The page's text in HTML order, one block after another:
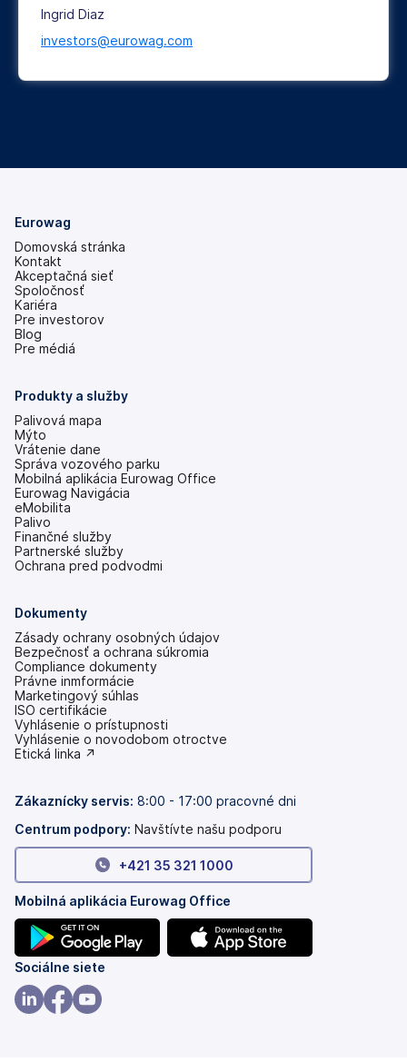
Ingrid Diaz
investors@eurowag.com
Eurowag
Domovská stránka
Kontakt
Akceptačná sieť
Spoločnosť
Kariéra
Pre investorov
(otvoriť
s
Blog
Pre médiá
Produkty a služby
Palivová mapa
Mýto
Vrátenie dane
Správa vozového parku
Mobilná aplikácia Eurowag Office
Eurowag Navigácia
eMobilita
Palivo
Finančné služby
Partnerské služby
Ochrana pred podvodmi
Dokumenty
Zásady ochrany osobných údajov
Bezpečnosť a ochrana súkromia
Compliance dokumenty
Právne inmformácie
Marketingový súhlas
ISO certifikácie
Vyhlásenie o prístupnosti
(otvoriť
s
Vyhlásenie o novodobom otroctve
(otvoriť
kartou)
Etická linka ↗
Zákaznícky servis: 8:00 - 17:00 pracovné dni
Centrum podpory: Navštívte našu podporu
+421 35 321 1000
Mobilná aplikácia Eurowag Office
(otvoriť
s
novou
Sociálne siete